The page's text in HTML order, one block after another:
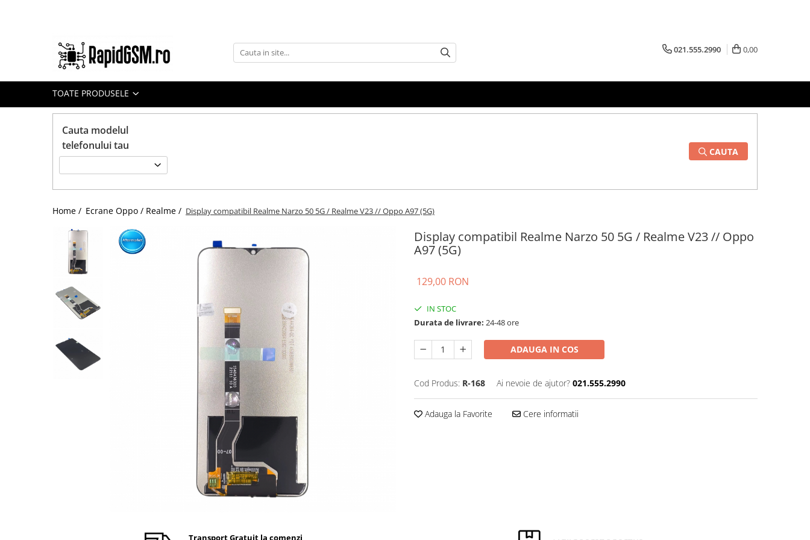
Ecrane Samsung
seria A
Ecrane iPhone
Ecrane Huawei / Honor
Ecrane Xiaomi / Redmi
Ecrane Motorola
Ecrane Oppo / Realme
Ecrane Diverse
021.555.2990 0,00
TOATE PRODUSELE
Cauta modelul
telefonului tau
CAUTA
Home / Ecrane Oppo / Realme / Display compatibil Realme Narzo 50 5G / Realme V23 // Oppo A97 (5G)
Display compatibil Realme Narzo 50 5G / Realme V23 // Oppo
A97 (5G)
129,00 RON
IN STOC
Durata de livrare: 24-48 ore
ADAUGA IN COS
Cod Produs: R-168 Ai nevoie de ajutor? 021.555.2990
Adauga la Favorite Cere informatii
Transport Gratuit la comenzi